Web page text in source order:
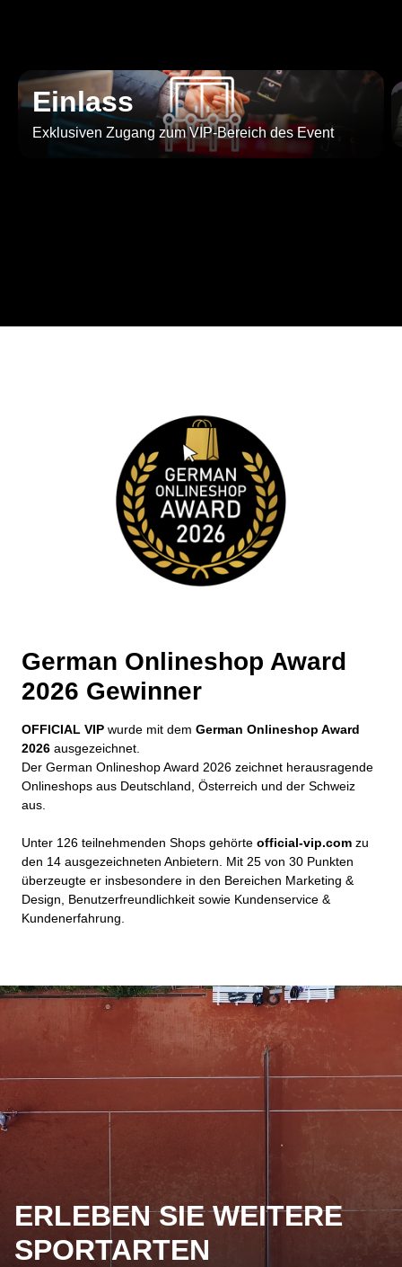
Einlass
Exklusiven Zugang zum VIP-Bereich des Event
German Onlineshop Award
2026 Gewinner
OFFICIAL VIP wurde mit dem German Onlineshop Award
2026 ausgezeichnet.
Der German Onlineshop Award 2026 zeichnet herausragende
Onlineshops aus Deutschland, Österreich und der Schweiz
aus.
Unter 126 teilnehmenden Shops gehörte official-vip.com zu
den 14 ausgezeichneten Anbietern. Mit 25 von 30 Punkten
überzeugte er insbesondere in den Bereichen Marketing &
Design, Benutzerfreundlichkeit sowie Kundenservice &
Kundenerfahrung.
ERLEBEN SIE WEITERE
SPORTARTEN